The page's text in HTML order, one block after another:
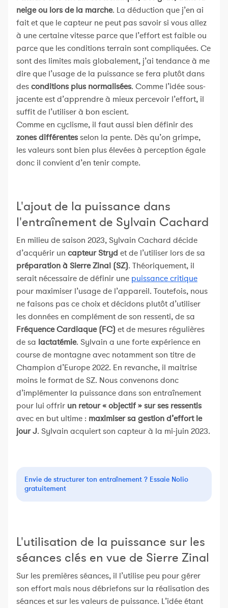
neige ou lors de la marche. La déduction que j’en ai
fait et que le capteur ne peut pas savoir si vous allez
à une certaine vitesse parce que l’effort est faible ou
parce que les conditions terrain sont compliquées. Ce
sont des limites mais globalement, j’ai tendance à me
dire que l’usage de la puissance se fera plutôt dans
desconditions plus normalisées. Comme l’idée sous-
jacente est d’apprendre à mieux percevoir l’effort, il
suffit de l’utiliser à bon escient.
Comme en cyclisme, il faut aussi bien définir des
zones différentesselon la pente. Dès qu’on grimpe,
les valeurs sont bien plus élevées à perception égale
donc il convient d’en tenir compte.
L'ajout de la puissance dans
l'entraînement de Sylvain Cachard
En milieu de saison 2023, Sylvain Cachard décide
d’acquérir un capteur Stryd et de l’utiliser lors de sa
préparation à Sierre Zinal (SZ). Théoriquement, il
serait nécessaire de définir une puissance critique
pour maximiser l’usage de l’appareil. Toutefois, nous
ne faisons pas ce choix et décidons plutôt d’utiliser
les données en complément de son ressenti, de sa
Fréquence Cardiaque (FC) et de mesures régulières
de sa lactatémie. Sylvain a une forte expérience en
course de montagne avec notamment son titre de
Champion d’Europe 2022. En revanche, il maitrise
moins le format de SZ. Nous convenons donc
d’implémenter la puissance dans son entraînement
pour lui offrir un retour « objectif » sur ses ressentis
avec en but ultime : maximiser sa gestion d’effort le
jour J. Sylvain acquiert son capteur à la mi-juin 2023.
Envie de structurer ton entraînement ? Essaie Nolio
gratuitement
L'utilisation de la puissance sur les
séances clés en vue de Sierre Zinal
Sur les premières séances, il l’utilise peu pour gérer
son effort mais nous débriefons sur la réalisation des
séances et sur les valeurs de puissance. L’idée étant